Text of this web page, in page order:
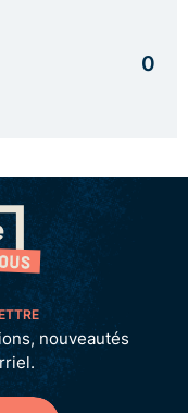
0
nouveautés